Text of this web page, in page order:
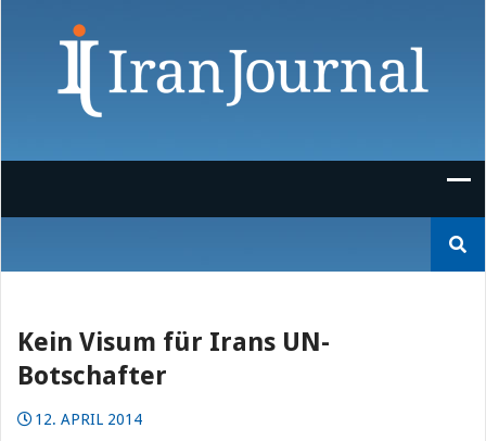
nach:
Kein Visum für Irans UN-
Botschafter
12. APRIL 2014